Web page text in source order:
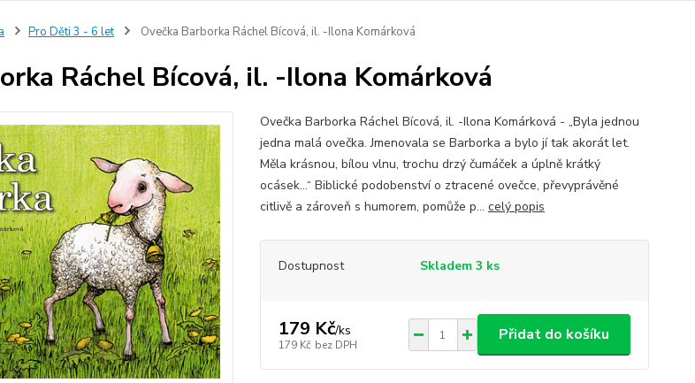
Pro Děti 3 - 6 let Ovečka Barborka Ráchel Bícová, il. -Ilona Komárková
Ráchel Bícová, il. -Ilona Komárková
Ovečka Barborka Ráchel Bícová, il. -Ilona Komárková - „Byla jednou
jedna malá ovečka. Jmenovala se Barborka a bylo jí tak akorát let.
Měla krásnou, bílou vlnu, trochu drzý čumáček a úplně krátký
ocásek…“ Biblické podobenství o ztracené ovečce, převyprávěné
citlivě a zároveň s humorem, pomůže p... celý popis
Dostupnost Skladem 3 ks
179 Kč/ks
179 Kč bez DPH
Přidat do košíku